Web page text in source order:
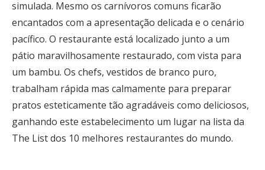
simulada. Mesmo os carnívoros comuns ficarão
encantados com a apresentação delicada e o cenário
pacífico. O restaurante está localizado junto a um
pátio maravilhosamente restaurado, com vista para
um bambu. Os chefs, vestidos de branco puro,
trabalham rápida mas calmamente para preparar
pratos esteticamente tão agradáveis como deliciosos,
ganhando este estabelecimento um lugar na lista da
The List dos 10 melhores restaurantes do mundo.